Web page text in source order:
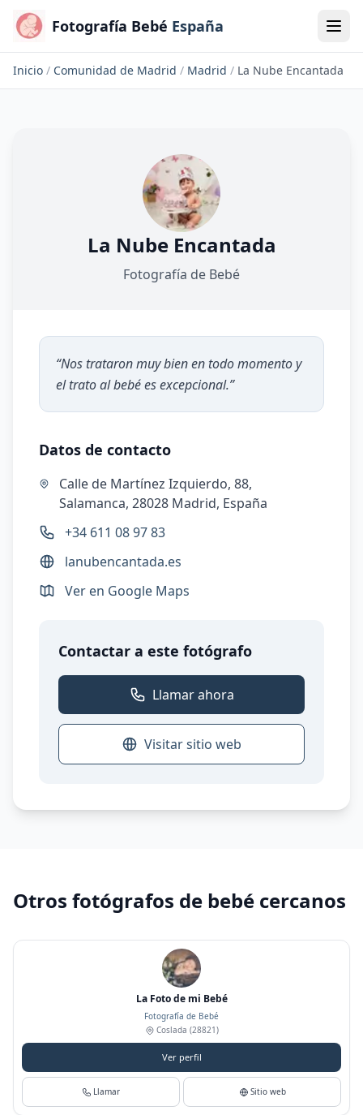
Fotografía Bebé España
Inicio / Comunidad de Madrid / Madrid / La Nube Encantada
La Nube Encantada
Fotografía de Bebé
“Nos trataron muy bien en todo momento y
el trato al bebé es excepcional.”
Datos de contacto
Calle de Martínez Izquierdo, 88,
Salamanca, 28028 Madrid, España
+34 611 08 97 83
lanubencantada.es
Ver en Google Maps
Contactar a este fotógrafo
Llamar ahora
Visitar sitio web
Otros fotógrafos de bebé cercanos
La Foto de mi Bebé
Fotografía de Bebé
Coslada (28821)
Ver perfil
Llamar Sitio web